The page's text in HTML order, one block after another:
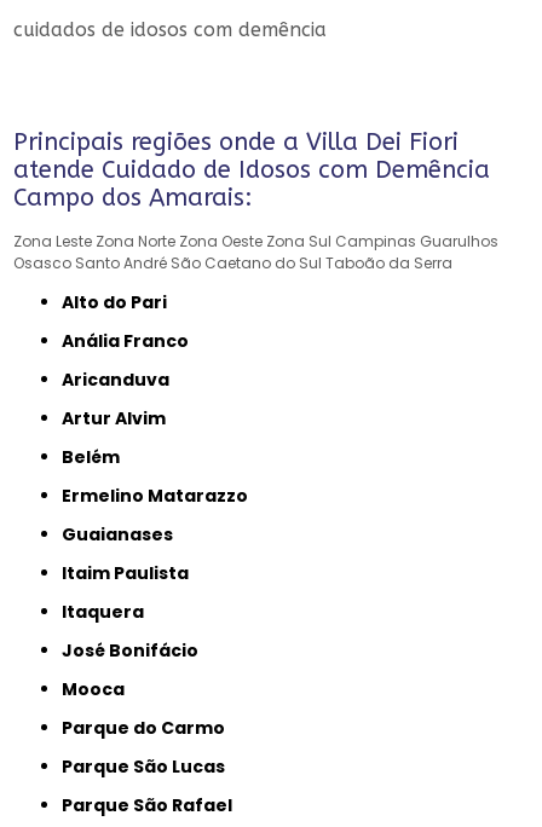
cuidados de idosos com demência
Principais regiões onde a Villa Dei Fiori
atende Cuidado de Idosos com Demência
Campo dos Amarais:
Zona Leste Zona Norte Zona Oeste Zona Sul Campinas Guarulhos
Osasco Santo André São Caetano do Sul Taboão da Serra
Alto do Pari
Anália Franco
Aricanduva
Artur Alvim
Belém
Ermelino Matarazzo
Guaianases
Itaim Paulista
Itaquera
José Bonifácio
Mooca
Parque do Carmo
Parque São Lucas
Parque São Rafael